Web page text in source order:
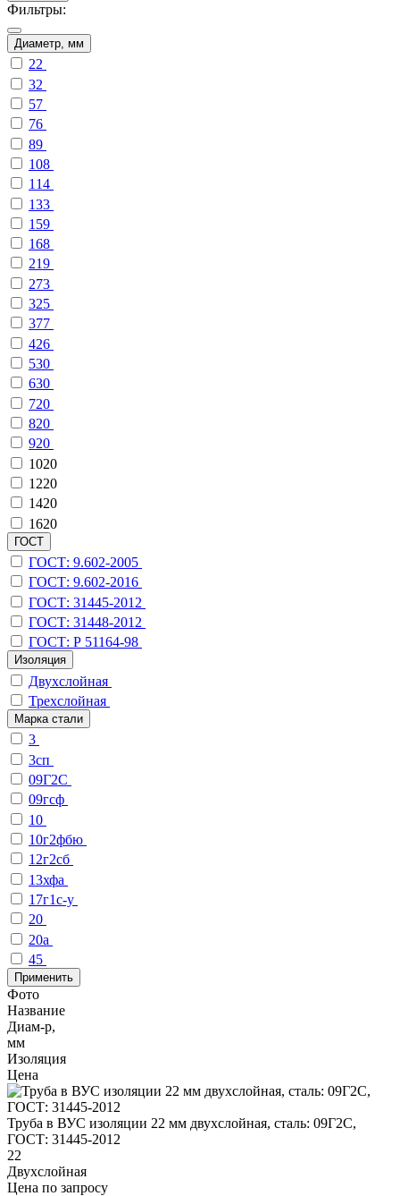
Фильтры:
Диаметр, мм
22
32
57
76
89
108
114
133
159
168
219
273
325
377
426
530
630
720
820
920
1020
1220
1420
1620
ГОСТ
ГОСТ: 9.602-2005
ГОСТ: 9.602-2016
ГОСТ: 31445-2012
ГОСТ: 31448-2012
ГОСТ: Р 51164-98
Изоляция
Двухслойная
Трехслойная
Марка стали
3
3сп
09Г2С
09гсф
10
10г2фбю
12г2сб
13хфа
17г1с-у
20
20а
45
Применить
Фото
Название
Диам-р,
мм
Изоляция
Цена
Труба в ВУС изоляции 22 мм двухслойная, сталь: 09Г2С,
ГОСТ: 31445-2012
22
Двухслойная
Цена по запросу